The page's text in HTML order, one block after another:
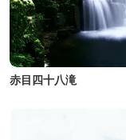
赤目四十八滝